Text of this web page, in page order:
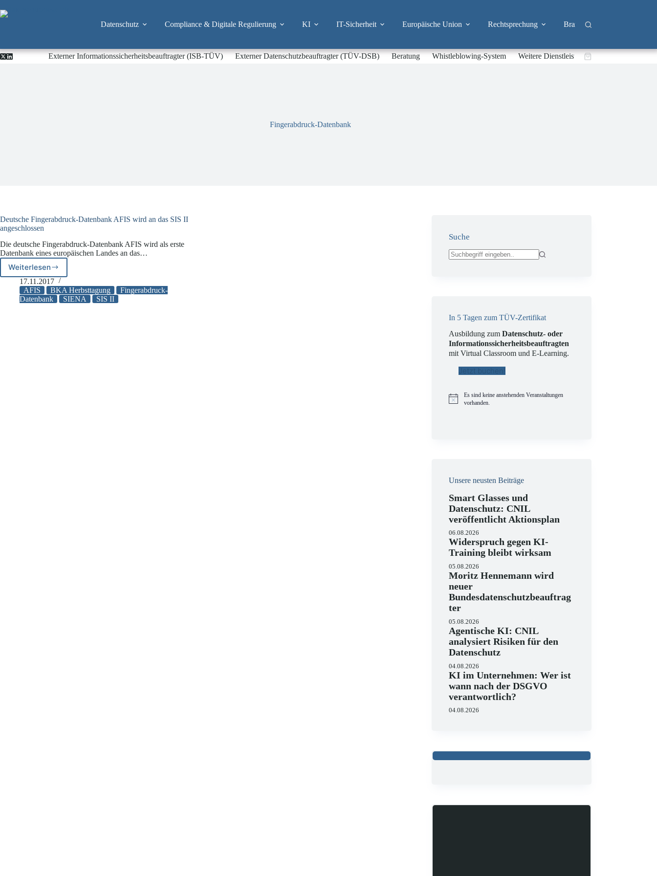
Inhalt
Datenschutz Compliance & Digitale Regulierung KI IT-Sicherheit Europäische Union Rechtsprechung Branchen
Externer Informationssicherheitsbeauftragter (ISB-TÜV) Externer Datenschutzbeauftragter (TÜV-DSB) Beratung Whistleblowing-System Weitere DienstleistungenWarenkorb
Fingerabdruck-Datenbank
Deutsche Fingerabdruck-Datenbank AFIS wird an das SIS II
angeschlossen
Die deutsche Fingerabdruck-Datenbank AFIS wird als erste
Datenbank eines europäischen Landes an das…
Weiterlesen
Deutsche
Fingerabdruck-
Datenbank
AFIS
17.11.2017
AFIS
BKA Herbsttagung
Fingerabdruck-
Datenbank
SIENA SIS II
Suche
In 5 Tagen zum TÜV-Zertifikat
Ausbildung zumDatenschutz- oder
Informationssicherheitsbeauftragten
mit Virtual Classroom und E-Learning.
Jetzt buchen!
H
Es sind keine anstehenden Veranstaltungen
vorhanden.
Unsere neusten Beiträge
Smart Glasses und
Datenschutz: CNIL
veröffentlicht Aktionsplan
06.08.2026
Widerspruch gegen KI-
Training bleibt wirksam
05.08.2026
Moritz Hennemann wird
neuer
Bundesdatenschutzbeauftrag
ter
05.08.2026
Agentische KI: CNIL
analysiert Risiken für den
Datenschutz
04.08.2026
KI im Unternehmen: Wer ist
wann nach der DSGVO
verantwortlich?
04.08.2026